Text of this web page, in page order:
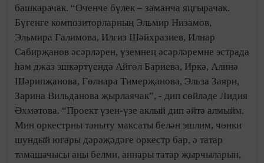
башкарачак. “Өченче бүлек – заманча яңгырачак.
Бүгенге композиторларның Эльмир Низамов,
Эльмира Галимова, Илгиз Шәйхразиев, Илнар
Сабирҗанов әсәрләрен, үземнең әсәрләремне эстрада
һәм джаз эшкәртүендә Айгөл Бариева, Иркә, Алинә
Шәрипҗанова, Гөлнара Тимерҗанова, Эльза Заяри,
Зарина Вильданова җырлаячак”, - дип сөйләде Лидия
Әхмәтова. “Проект үзен-үзе аклый дип әйтә алмыйм.
Мин оркестрны таныту максаты белән эшлим, чөнки
шундый югары дәрәҗәдәге оркестр бар, ә татар
тамашачысы аны белми, аннары татар җырчыларын,